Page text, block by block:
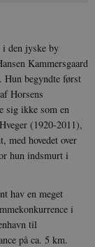
i den jyske by
Kammersgaard
Hun begyndte først
Horsens
sig ikke som en
(1920-2011),
med hovedet over
hun indsmurt i
hav en meget
i
til
på ca. 5 km.